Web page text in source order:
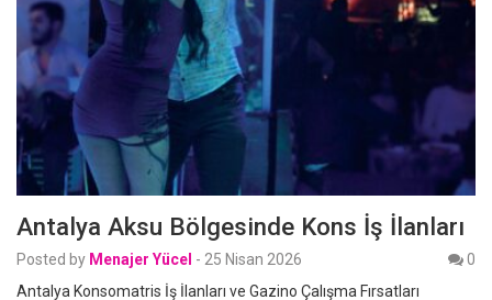
Antalya Aksu Bölgesinde Kons İş İlanları
Posted by Menajer Yücel - 25 Nisan 2026
0
Antalya Konsomatris İş İlanları ve Gazino Çalışma Fırsatları